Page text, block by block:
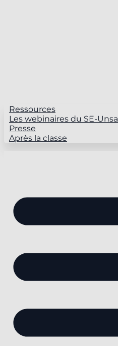
Ressources
Les webinaires du SE-Unsa
Presse
Après la classe